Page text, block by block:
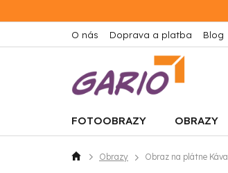
na
O nás Doprava a platba Blog
FOTOOBRAZY OBRAZY
DomovObrazy Obraz na plátne Káva